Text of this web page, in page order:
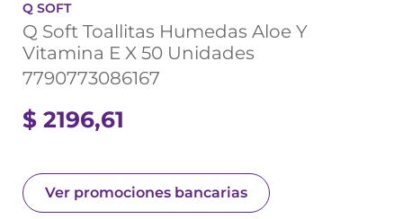
Q SOFT
Q Soft Toallitas Humedas Aloe Y
Vitamina E X 50 Unidades
7790773086167
$ 2196,61
Ver promociones bancarias